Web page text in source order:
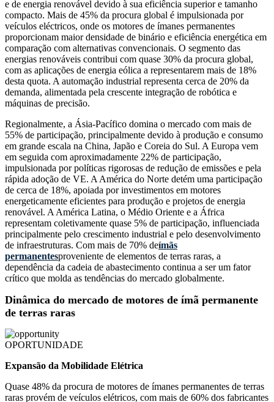
e de energia renovável devido à sua eficiência superior e tamanho
compacto. Mais de 45% da procura global é impulsionada por
veículos eléctricos, onde os motores de ímanes permanentes
proporcionam maior densidade de binário e eficiência energética em
comparação com alternativas convencionais. O segmento das
energias renováveis ​​contribui com quase 30% da procura global,
com as aplicações de energia eólica a representarem mais de 18%
desta quota. A automação industrial representa cerca de 20% da
demanda, alimentada pela crescente integração de robótica e
máquinas de precisão.
Regionalmente, a Ásia-Pacífico domina o mercado com mais de
55% de participação, principalmente devido à produção e consumo
em grande escala na China, Japão e Coreia do Sul. A Europa vem
em seguida com aproximadamente 22% de participação,
impulsionada por políticas rigorosas de redução de emissões e pela
rápida adoção de VE. A América do Norte detém uma participação
de cerca de 18%, apoiada por investimentos em motores
energeticamente eficientes para produção e projetos de energia
renovável. A América Latina, o Médio Oriente e a África
representam coletivamente quase 5% de participação, influenciada
principalmente pelo crescimento industrial e pelo desenvolvimento
de infraestruturas. Com mais de 70% deímãs
permanentesproveniente de elementos de terras raras, a
dependência da cadeia de abastecimento continua a ser um fator
crítico que molda as tendências do mercado globalmente.
Dinâmica do mercado de motores de ímã permanente
de terras raras
OPORTUNIDADE
Expansão da Mobilidade Elétrica
Quase 48% da procura de motores de ímanes permanentes de terras
raras provém de veículos elétricos, com mais de 60% dos fabricantes